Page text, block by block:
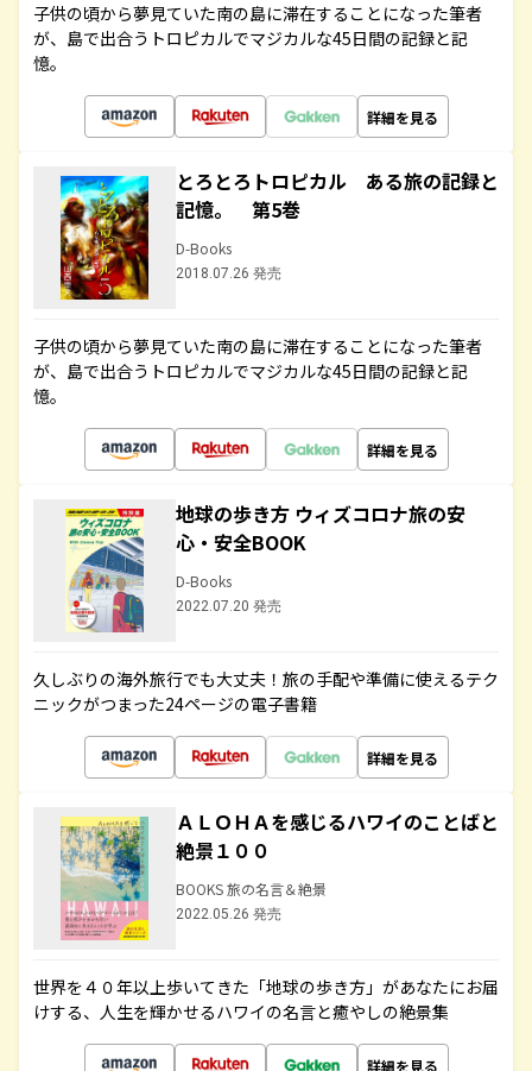
子供の頃から夢見ていた南の島に滞在することになった筆者
が、島で出合うトロピカルでマジカルな45日間の記録と記
憶。
詳細を見る
とろとろトロピカル ある旅の記録と
記憶。 第5巻
D-Books
2018.07.26 発売
子供の頃から夢見ていた南の島に滞在することになった筆者
が、島で出合うトロピカルでマジカルな45日間の記録と記
憶。
詳細を見る
地球の歩き方 ウィズコロナ旅の安
心・安全BOOK
D-Books
2022.07.20 発売
久しぶりの海外旅行でも大丈夫！旅の手配や準備に使えるテク
ニックがつまった24ページの電子書籍
詳細を見る
ＡＬＯＨＡを感じるハワイのことばと
絶景１００
BOOKS 旅の名言＆絶景
2022.05.26 発売
世界を４０年以上歩いてきた「地球の歩き方」があなたにお届
けする、人生を輝かせるハワイの名言と癒やしの絶景集
詳細を見る